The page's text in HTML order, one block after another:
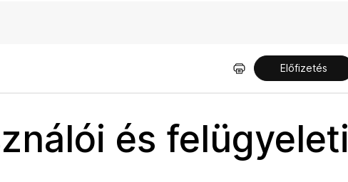
Előfizetés
és felügyeleti